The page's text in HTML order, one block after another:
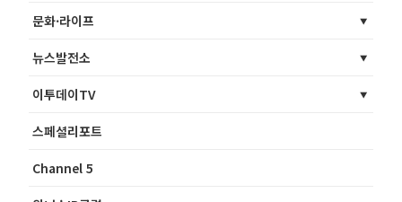
문화·라이프
뉴스발전소
이투데이TV
스페셜리포트
Channel 5